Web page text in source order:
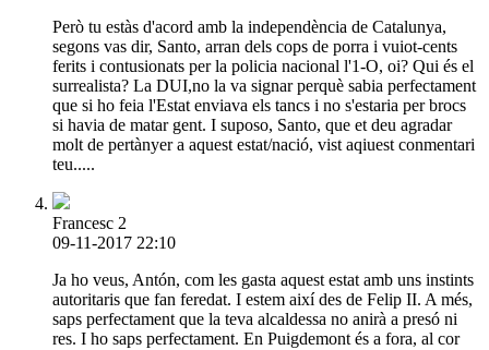
Però tu estàs d'acord amb la independència de Catalunya,
segons vas dir, Santo, arran dels cops de porra i vuiot-cents
ferits i contusionats per la policia nacional l'1-O, oi? Qui és el
surrealista? La DUI,no la va signar perquè sabia perfectament
que si ho feia l'Estat enviava els tancs i no s'estaria per brocs
si havia de matar gent. I suposo, Santo, que et deu agradar
molt de pertànyer a aquest estat/nació, vist aqiuest conmentari
teu.....
Francesc 2
09-11-2017 22:10
Ja ho veus, Antón, com les gasta aquest estat amb uns instints
autoritaris que fan feredat. I estem així des de Felip II. A més,
saps perfectament que la teva alcaldessa no anirà a presó ni
res. I ho saps perfectament. En Puigdemont és a fora, al cor